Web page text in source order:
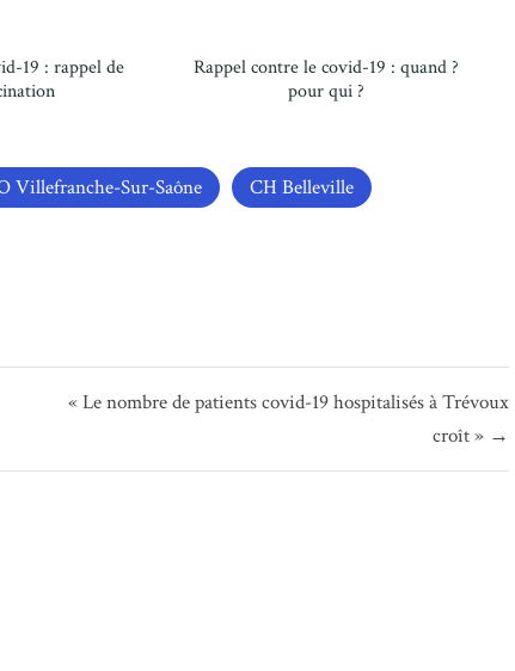
19 : rappel de
Rappel contre le covid-19 : quand ?
pour qui ?
Villefranche-Sur-Saône
CH Belleville
« Le nombre de patients covid-19 hospitalisés à Trévoux
croît » →